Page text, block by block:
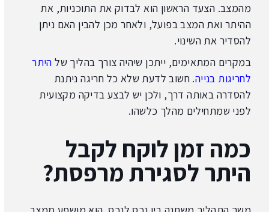
מהמצב. הצעד הראשון הוא לבדוק את התוכניות, את
ההיתר ואת המצב בפועל, ולאחר מכן להבין האם ניתן
להסדיר את השינוי.
במקרים המתאימים, ייתכן שיהיה צורך בהליך של היתר
לחריגות בנייה. חשוב לדעת שלא כל חריגה ניתנת
להסדרה באותה דרך, ולכן יש לבצע בדיקה מקצועית
לפני שמתחילים מהלך כלשהו.
כמה זמן לוקח לקבל
היתר לסגירת מרפסת?